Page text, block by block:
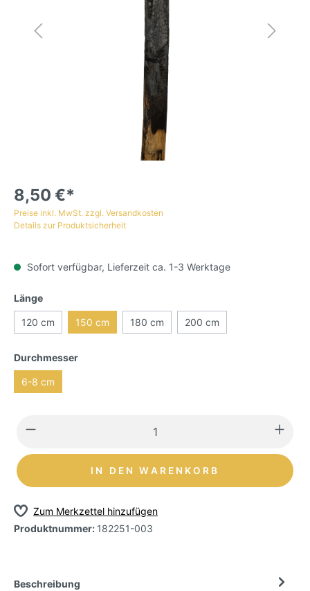
8,50 €*
Preise inkl. MwSt. zzgl. Versandkosten
Details zur Produktsicherheit
Sofort verfügbar, Lieferzeit ca. 1-3 Werktage
Länge
120 cm 150 cm 180 cm 200 cm
Durchmesser
6-8 cm
IN DEN WARENKORB
Zum Merkzettel hinzufügen
Produktnummer: 182251-003
Beschreibung